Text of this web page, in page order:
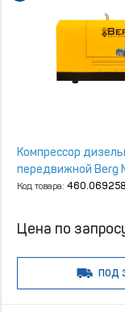
Компрессор
передвижной Berg
Код товара: 460.069258
Цена по
ПОД